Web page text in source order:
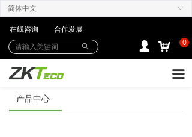
ꀅ
简体中文
在线咨询
낙 0
넙
ꄙ
合作发展
끀
产品中心
解决方案
下载中心
购买/服务Care+
产品中心